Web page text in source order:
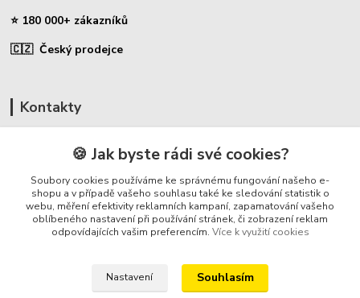
⭐ 180 000+ zákazníků
🇨🇿 Český prodejce
Kontakty
🛡️ Zákaznická podpora
📞 728 007 997
⏰ Po-Pá - 7:00 - 13:30
info@repulse.cz
🍪 Jak byste rádi své cookies?
Soubory cookies používáme ke správnému fungování našeho e-
shopu a v případě vašeho souhlasu také ke sledování statistik o
webu, měření efektivity reklamních kampaní, zapamatování vašeho
oblíbeného nastavení při používání stránek, či zobrazení reklam
odpovídajících vašim preferencím. Více k využití cookies
Nastavení Souhlasím